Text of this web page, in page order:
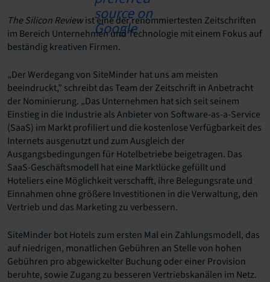
The Silicon Reviewist eine der renommiertesten Zeitschriften
im Bereich Unternehmen und Technologie mit einem Fokus auf
beständig kreativen Firmen.
„Der Werdegang von SiteMinder hat uns am meisten
beeindruckt,” schreibt das Team der Zeitschrift in Anbetracht
der Nominierung. „Das Unternehmen hat sich seit seinem
Einstieg in die Industrie als Anbieter von Software-as-a-Service
(SaaS) im Markt profiliert und die kostenlose Verfügbarkeit des
Internets ausgenutzt und zum Ausgleich der
Ausgangsbedingungen für Hotelbetriebe beigetragen. Das
SaaS-Geschäftsmodell hat eine Marktlücke gefüllt und
Hoteliers eine Möglichkeit verschafft, ihre Belegungsrate und
Einnahmen ohne größere Investitionen in die Verwaltung, den
Vertrieb und das Marketing zu verbessern.
SiteMinder bot Hotels zum ersten Mal ein Zahlungsmodell, das
auf niedrigen, monatlichen Gebühren an Stelle von hohen
Gebühren pro abgewickelter Buchung oder einer Provision
beruhte, sowie Zugang zu besseren Vertriebskanälen im Netz.